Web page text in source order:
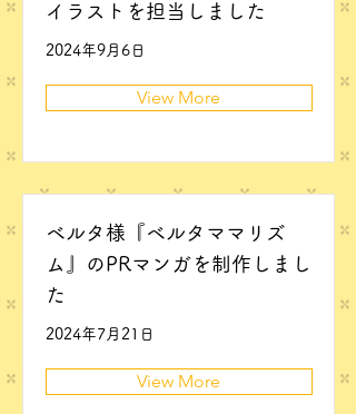
イラストを担当しました
2024年9月6日
View More
ベルタ様『ベルタママリズ
ム』のPRマンガを制作しまし
た
2024年7月21日
View More